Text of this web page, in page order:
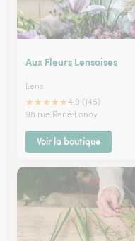
Aux Fleurs Lensoises
Lens
★★★★★4.9 (145)
98 rue René Lanoy
Voir la boutique